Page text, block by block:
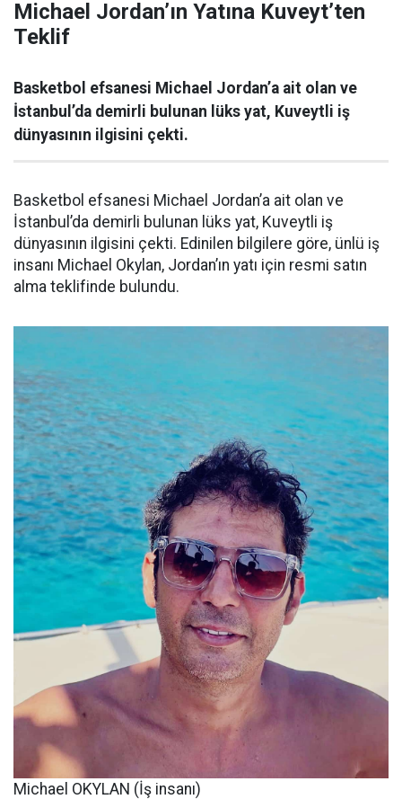
Michael Jordan’ın Yatına Kuveyt’ten
Teklif
Basketbol efsanesi Michael Jordan’a ait olan ve
İstanbul’da demirli bulunan lüks yat, Kuveytli iş
dünyasının ilgisini çekti.
Basketbol efsanesi Michael Jordan’a ait olan ve
İstanbul’da demirli bulunan lüks yat, Kuveytli iş
dünyasının ilgisini çekti. Edinilen bilgilere göre, ünlü iş
insanı Michael Okylan, Jordan’ın yatı için resmi satın
alma teklifinde bulundu.
Michael OKYLAN (İş insanı)